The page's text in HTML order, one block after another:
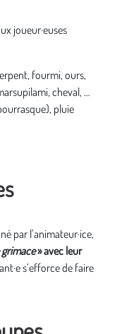
joueur·euses
fourmi, ours,
cheval, …
pluie
par l’animateur·ice,
» avec leur
s’efforce de faire